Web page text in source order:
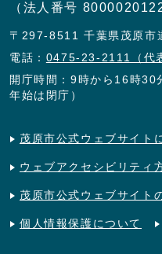
（法人番号
〒297-8511 千葉県茂原市
電話： 0475-23-2111（代
開庁時間：9時から16時30
年始は閉庁）
茂原市公式ウェブサイト
ウェブアクセシビリティ
茂原市公式ウェブサイト
個人情報保護について